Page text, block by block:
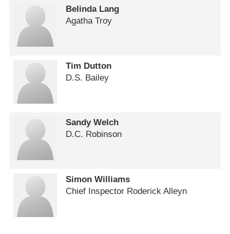
Belinda Lang
Agatha Troy
Tim Dutton
D.S. Bailey
Sandy Welch
D.C. Robinson
Simon Williams
Chief Inspector Roderick Alleyn